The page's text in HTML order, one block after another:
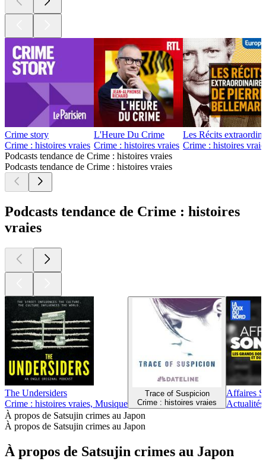
Crime story
Crime : histoires vraies
L'Heure Du Crime
Crime : histoires vraies
Les Récits
Crime : histoires
Podcasts tendance de Crime : histoires vraies
Podcasts tendance de Crime : histoires vraies
Podcasts tendance de Crime : histoires
vraies
The Undersiders
Crime : histoires vraies, Musique
Trace of Suspicion
Crime : histoires vraies
Affaires
À propos de Satsujin crimes au Japon
À propos de Satsujin crimes au Japon
À propos de Satsujin crimes au Japon